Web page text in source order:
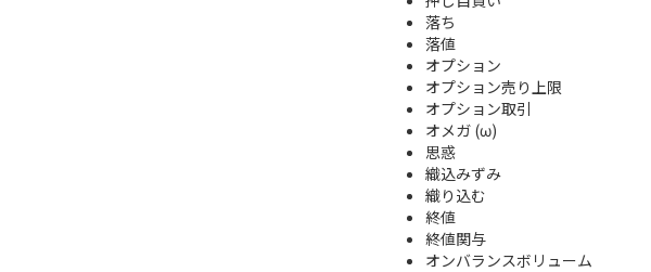
落ち
落値
オプション
オプション売り上限
オプション取引
オメガ (ω)
思惑
織込みずみ
織り込む
終値
終値関与
オンバランスボリューム